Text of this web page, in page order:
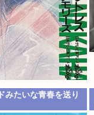
みたいな青春を送り